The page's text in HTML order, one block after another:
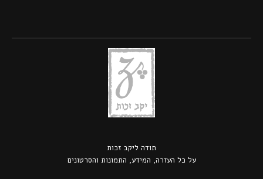
תודה ליקב זכות
על כל העזרה, המידע, התמונות והסרטונים